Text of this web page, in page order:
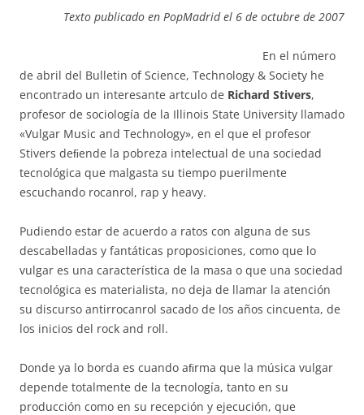
Texto publicado en PopMadrid el 6 de octubre de 2007
En el número
de abril del Bulletin of Science, Technology & Society he
encontrado un interesante artculo de Richard Stivers,
profesor de sociología de la Illinois State University llamado
«Vulgar Music and Technology», en el que el profesor
Stivers deﬁende la pobreza intelectual de una sociedad
tecnológica que malgasta su tiempo puerilmente
escuchando rocanrol, rap y heavy.
Pudiendo estar de acuerdo a ratos con alguna de sus
descabelladas y fantáticas proposiciones, como que lo
vulgar es una característica de la masa o que una sociedad
tecnológica es materialista, no deja de llamar la atención
su discurso antirrocanrol sacado de los años cincuenta, de
los inicios del rock and roll.
Donde ya lo borda es cuando aﬁrma que la música vulgar
depende totalmente de la tecnología, tanto en su
producción como en su recepción y ejecución, que